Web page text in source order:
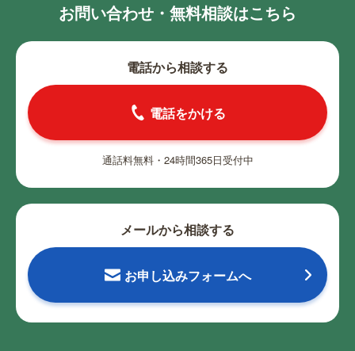
お問い合わせ・無料相談はこちら
電話から相談する
電話をかける
通話料無料・24時間365日受付中
メールから相談する
お申し込みフォームへ